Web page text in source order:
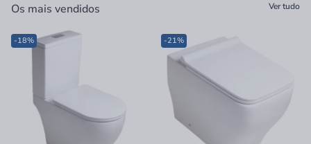
Os mais vendidos Ver tudo
-18% -21%